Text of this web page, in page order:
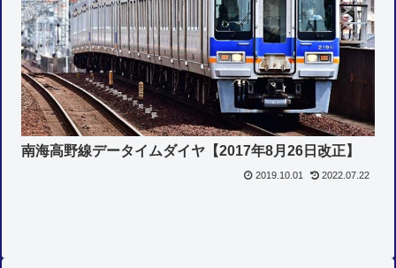
南海高野線データイムダイヤ【2017年8月26日改正】
2019.10.01 2022.07.22